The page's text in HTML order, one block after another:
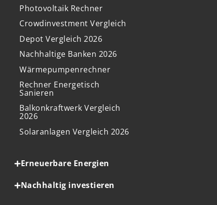
Photovoltaik Rechner
Crowdinvestment Vergleich
Depot Vergleich 2026
Nachhaltige Banken 2026
Wärmepumpenrechner
Rechner Energetisch
Sanieren
Balkonkraftwerk Vergleich
2026
Solaranlagen Vergleich 2026
Erneuerbare Energien
Nachhaltig investieren